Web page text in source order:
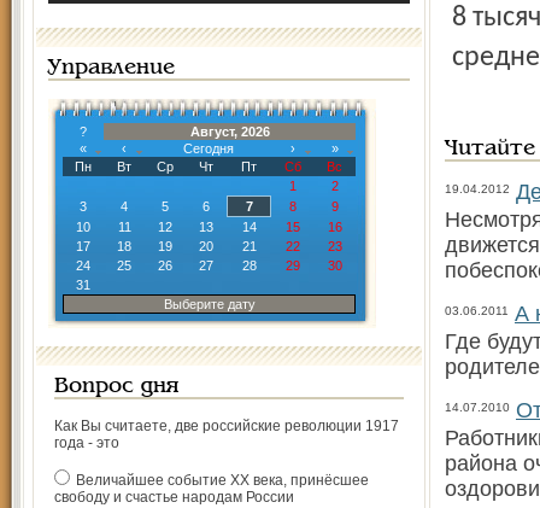
Управление
?
Август, 2026
«
‹ Сегодня ›
»
Пн
Вт Ср Чт Пт Сб
Вс
1
2
3
4 5 6 7 8
9
10
11 12 13 14 15
16
17
18 19 20 21 22
23
24
25 26 27 28 29
30
31
Выберите дату
Вопрос дня
Как Вы считаете, две российские революции 1917
года - это
Величайшее событие ХХ века, принёсшее
свободу и счастье народам России
8
19.04.2012
03.06.2011
А
Где
14.07.2010
района